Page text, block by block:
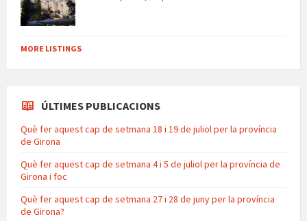
MORE LISTINGS
ÚLTIMES PUBLICACIONS
Què fer aquest cap de setmana 18 i 19 de juliol per la província
de Girona
Què fer aquest cap de setmana 4 i 5 de juliol per la província de
Girona i foc
Què fer aquest cap de setmana 27 i 28 de juny per la província
de Girona?